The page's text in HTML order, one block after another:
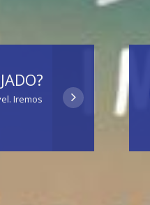
Iremos